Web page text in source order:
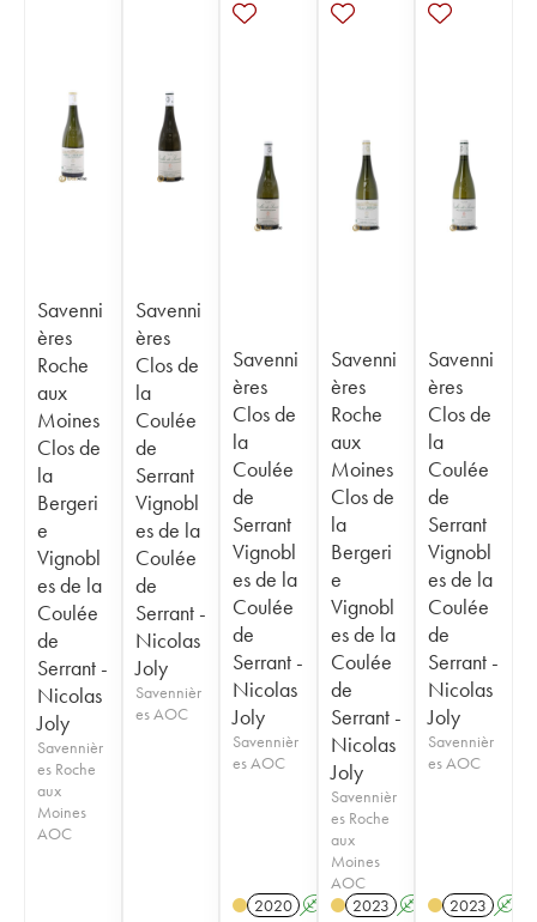
Savenni
ères
Roche
aux
Moines
Clos de
la
Bergeri
e
Vignobl
es de la
Coulée
de
Serrant -
Nicolas
Joly
Savennièr
es Roche
aux
Moines
AOC
Savenni
ères
Clos de
la
Coulée
de
Serrant
Vignobl
es de la
Coulée
de
Serrant -
Nicolas
Joly
Savennièr
es AOC
Savenni
ères
Clos de
la
Coulée
de
Serrant
Vignobl
es de la
Coulée
de
Serrant -
Nicolas
Joly
Savennièr
es AOC
2020 A S
Savenni
ères
Roche
aux
Moines
Clos de
la
Bergeri
e
Vignobl
es de la
Coulée
de
Serrant -
Nicolas
Joly
Savennièr
es Roche
aux
Moines
AOC
2023 A S
Savenni
ères
Clos de
la
Coulée
de
Serrant
Vignobl
es de la
Coulée
de
Serrant -
Nicolas
Joly
Savennièr
es AOC
2023 A